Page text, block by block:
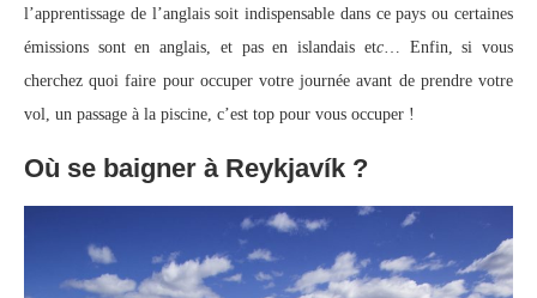
l’apprentissage de l’anglais soit indispensable dans ce pays ou certaines
émissions sont en anglais, et pas en islandais etc… Enfin, si vous
cherchez quoi faire pour occuper votre journée avant de prendre votre
vol, un passage à la piscine, c’est top pour vous occuper !
Où se baigner à Reykjavík ?